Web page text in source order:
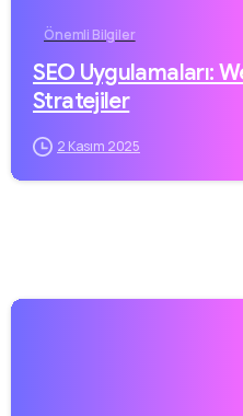
Önemli Bilgiler
SEO Uygulamaları:
Stratejiler
2 Kasım 2025